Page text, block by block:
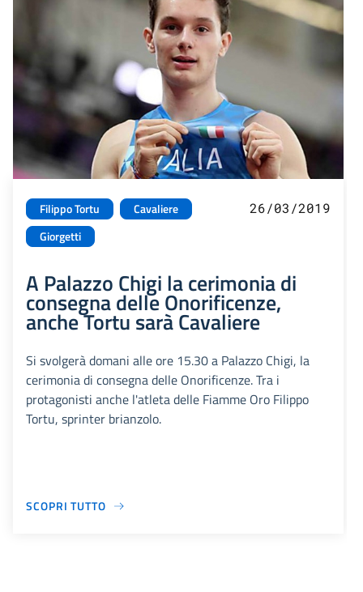
Filippo Tortu
Cavaliere
Giorgetti
26/03/2019
A Palazzo Chigi la cerimonia di
consegna delle Onorificenze,
anche Tortu sarà Cavaliere
Si svolgerà domani alle ore 15.30 a Palazzo Chigi, la
cerimonia di consegna delle Onorificenze. Tra i
protagonisti anche l'atleta delle Fiamme Oro Filippo
Tortu, sprinter brianzolo.
SCOPRI TUTTO